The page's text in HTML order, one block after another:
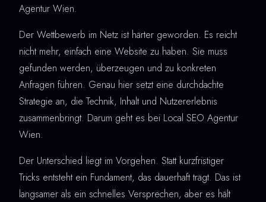
Agentur Wien.
Der Wettbewerb im Netz ist härter geworden. Es reicht
nicht mehr, einfach eine Website zu haben. Sie muss
gefunden werden, überzeugen und zu konkreten
Anfragen führen. Genau hier setzt eine durchdachte
Strategie an, die Technik, Inhalt und Nutzererlebnis
zusammenbringt. Darum geht es bei Local SEO Agentur
Wien.
Der Unterschied liegt im Vorgehen. Statt kurzfristiger
Tricks entsteht ein Fundament, das dauerhaft trägt. Das ist
langsamer als ein schnelles Versprechen, aber es hält